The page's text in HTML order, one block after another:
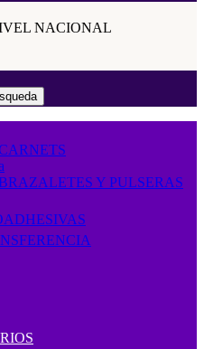
NACIONAL
Y PULSERAS